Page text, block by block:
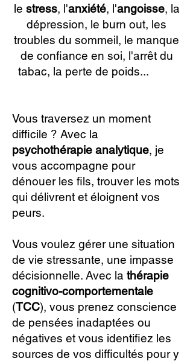
le stress, l'anxiété, l'angoisse, la
dépression, le burn out, les
troubles du sommeil, le manque
de confiance en soi, l'arrêt du
tabac, la perte de poids...
Vous traversez un moment
difficile ? Avec la
psychothérapie analytique, je
vous accompagne pour
dénouer les fils, trouver les mots
qui délivrent et éloignent vos
peurs.
Vous voulez gérer une situation
de vie stressante, une impasse
décisionnelle. Avec la thérapie
cognitivo-comportementale
(TCC), vous prenez conscience
de pensées inadaptées ou
négatives et vous identifiez les
sources de vos difficultés pour y